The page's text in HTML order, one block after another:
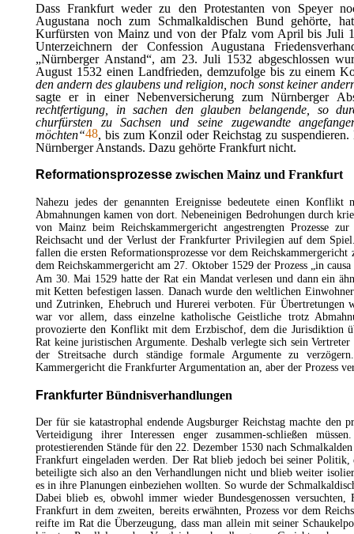
Dass Frankfurt weder zu den Protestanten von Speyer
Augustana noch zum Schmalkaldischen Bund gehörte,
Kurfürsten von Mainz und von der Pfalz vom April bis Juli
Unterzeichnern der Confession Augustana
„Nürnberger Anstand“, am 23. Juli 1532 abgeschlossen
August 1532 einen Landfrieden, demzufolge bis zu einem
den andern des glaubens und religion, noch sonst keiner
sagte er in einer Nebenversicherung zum Nürnberger
rechtfertigung, in sachen den glauben belangende, so
churfürsten zu
Sachsen und seine zugewandte
möchten“48, bis zum Konzil oder Reichstag zu
Nürnberger Anstands. Dazu gehörte Frankfurt nicht.
Reformationsprozesse zwischen Mainz und Frankfurt
Nahezu jedes der genannten Ereignisse bedeutete einen
Abmahnungen kamen von dort. Nebeneinigen Bedrohungen durch
von Mainz beim Reichskammergericht angestrengten Prozesse
Reichsacht und der Verlust der Frankfurter Privilegien auf dem
fallen die ersten Reformationsprozesse vor dem
dem Reichskammergericht am 27. Oktober 1529 der Prozess „in
Am 30. Mai 1529 hatte der Rat ein Mandat verlesen und dann ein
mit Ketten befestigen lassen. Danach wurde den weltlichen
und Zutrinken, Ehebruch und Hurereiverboten. Für Übertretungen
war vor allem, dass einzelne katholische Geistliche trotz
provozierte den Konflikt mit dem Erzbischof, dem die Jurisdiktion
Rat keine juristischen Argumente. Deshalb verlegte sich sein
der Streitsache durch ständige formale Argumente zu
Kammergericht die Frankfurter Argumentation an, aber der Prozess
Frankfurter Bündnisverhandlungen
Der für sie katastrophal endende Augsburger Reichstag machte den
Verteidigung ihrer Interessen enger zusammen-schließen
protestierenden Stände für den 22. Dezember 1530 nach
Frankfurt eingeladen werden. Der Rat blieb jedoch bei seiner
beteiligte sich also an den Verhandlungen nicht und blieb weiter
es in ihre Planungen einbeziehen wollten. So wurde der
Dabei blieb es, obwohl immer wieder Bundesgenossen
Frankfurt in dem zweiten, bereits erwähnten, Prozess vor dem
reifte im Rat die Überzeugung, dass man allein mit seiner